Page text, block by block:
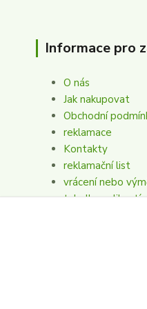
Informace pro
O nás
Jak nakupovat
Obchodní
reklamace
Kontakty
reklamační list
vrácení nebo
tabulka velikostí